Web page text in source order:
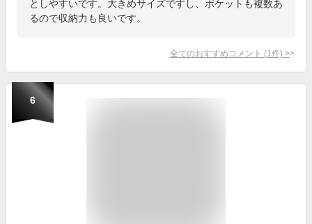
としやすいです。大きめサイズですし、ポケットも複数あ
るので収納力も良いです。
全てのおすすめコメント (1 件) >
6